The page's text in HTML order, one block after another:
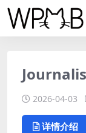
2026-04-03
详情介绍